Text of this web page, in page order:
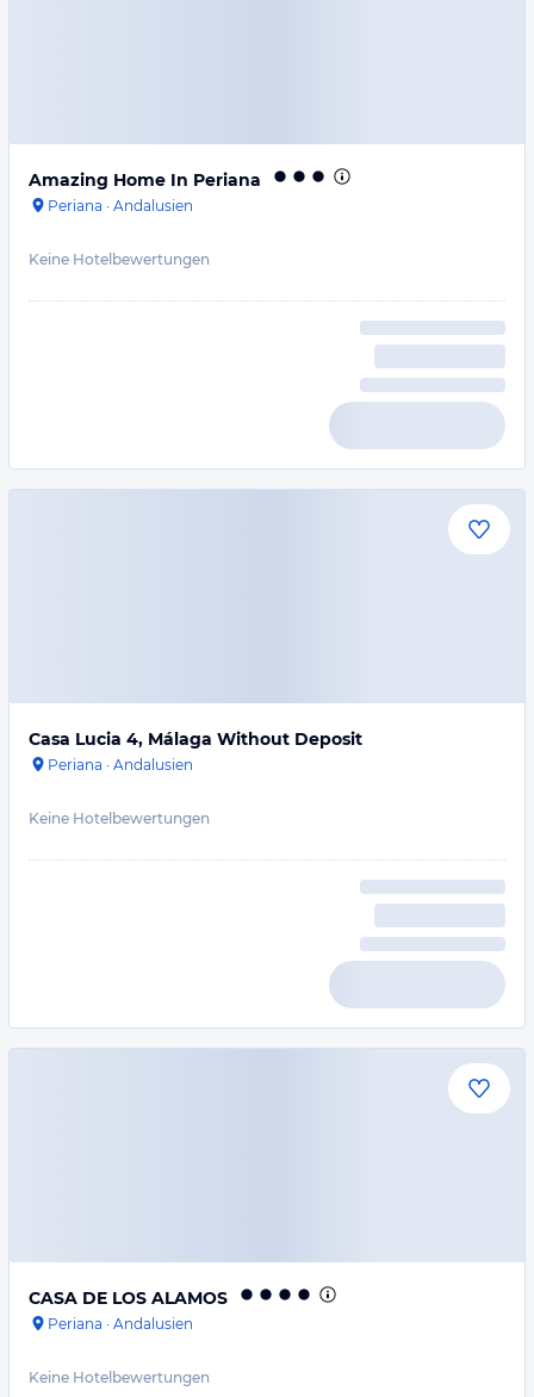
Amazing Home In Periana
Periana · Andalusien
Keine Hotelbewertungen
Casa Lucia 4, Málaga Without Deposit
Periana · Andalusien
Keine Hotelbewertungen
CASA DE LOS ALAMOS
Periana · Andalusien
Keine Hotelbewertungen